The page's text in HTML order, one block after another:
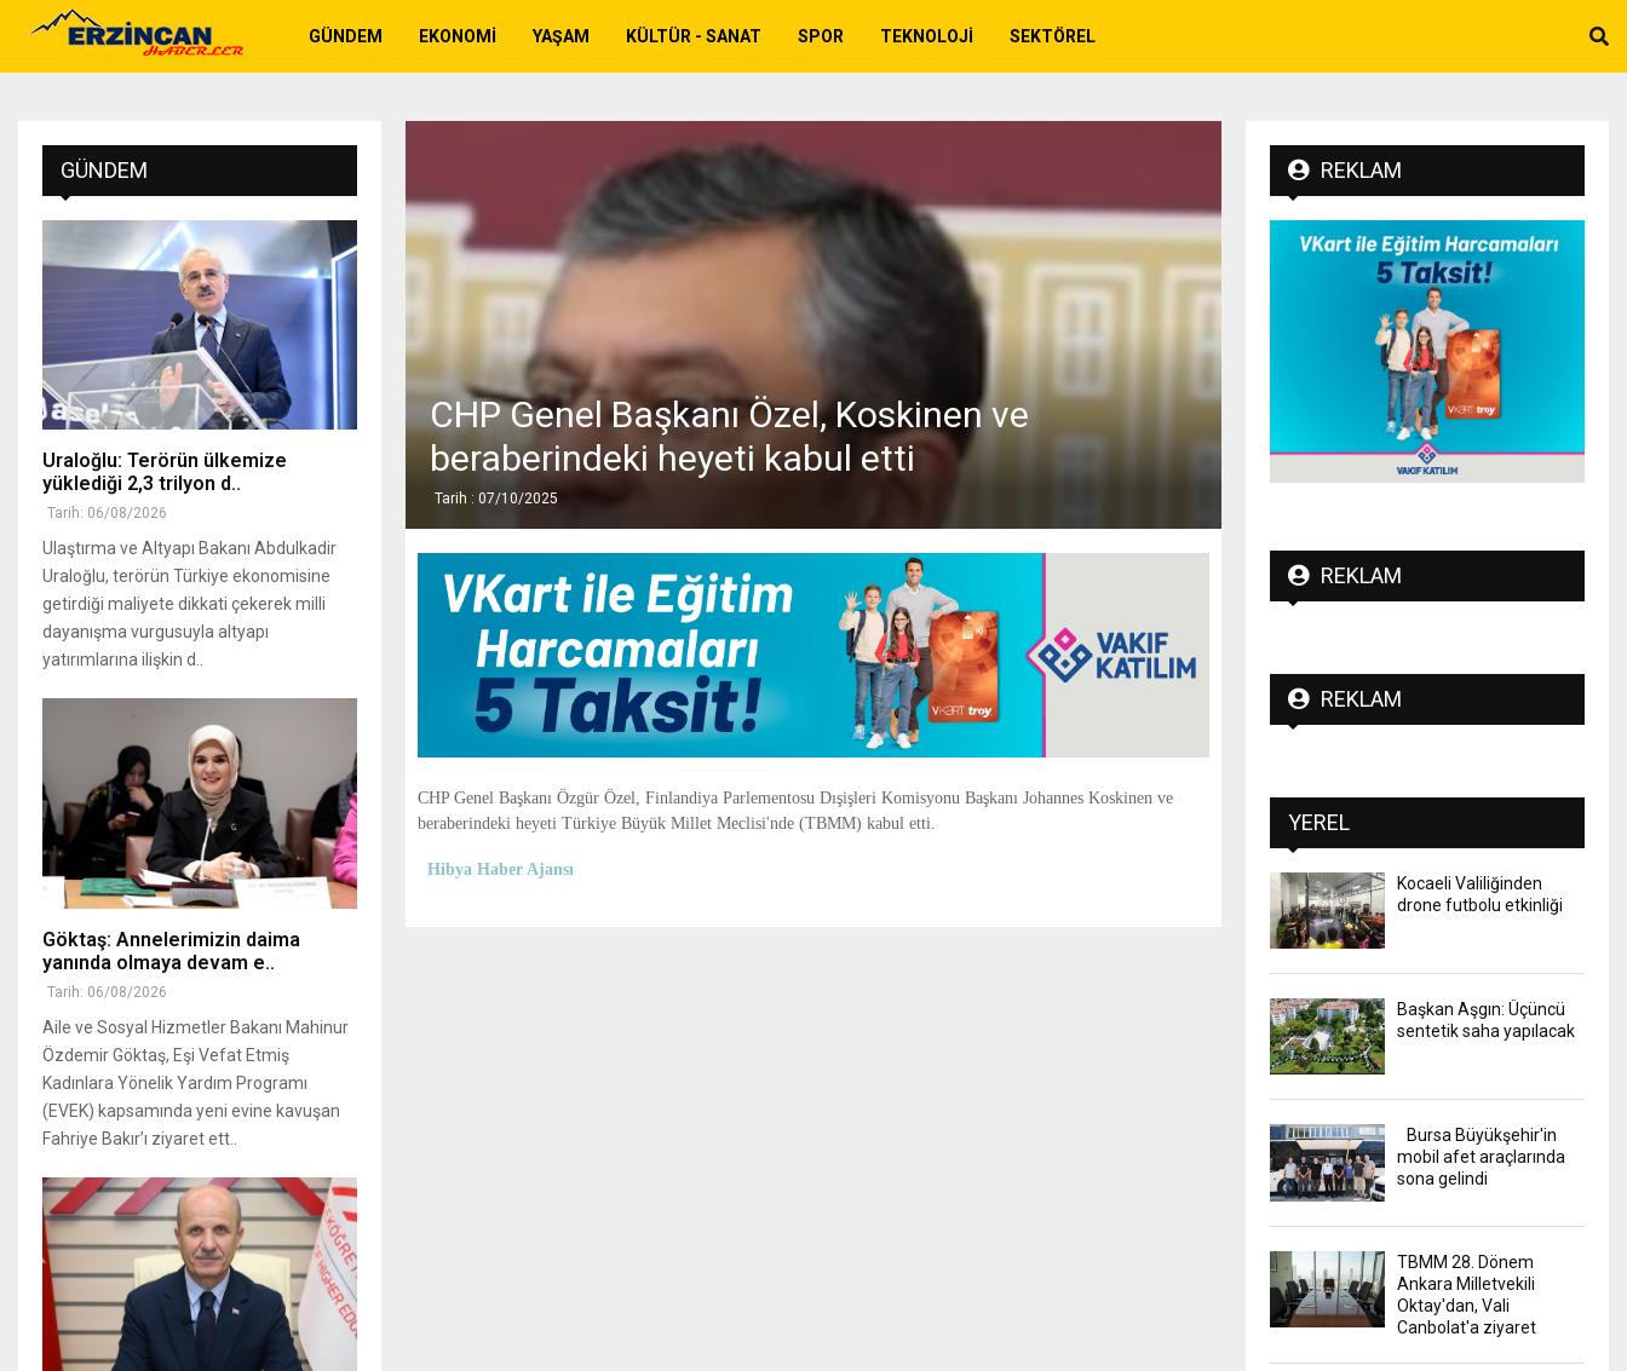
GÜNDEM EKONOMI YAŞAM KÜLTÜR - SANAT SPOR TEKNOLOJI SEKTÖREL
CHP Genel Başkanı Özel, Koskinen ve
beraberindeki heyeti kabul etti
Tarih : 07/10/2025
CHP Genel Başkanı Özgür Özel, Finlandiya Parlementosu Dışişleri Komisyonu Başkanı Johannes Koskinen ve
beraberindeki heyeti Türkiye Büyük Millet Meclisi'nde (TBMM) kabul etti.
Hibya Haber Ajansı
GÜNDEM
Uraloğlu: Terörün ülkemize
yüklediği 2,3 trilyon d..
Tarih: 06/08/2026
Ulaştırma ve Altyapı Bakanı Abdulkadir
Uraloğlu, terörün Türkiye ekonomisine
getirdiği maliyete dikkati çekerek milli
dayanışma vurgusuyla altyapı
yatırımlarına ilişkin d..
Göktaş: Annelerimizin daima
yanında olmaya devam e..
Tarih: 06/08/2026
Aile ve Sosyal Hizmetler Bakanı Mahinur
Özdemir Göktaş, Eşi Vefat Etmiş
Kadınlara Yönelik Yardım Programı
(EVEK) kapsamında yeni evine kavuşan
Fahriye Bakır’ı ziyaret ett..
REKLAM
REKLAM
REKLAM
YEREL
Kocaeli Valiliğinden
drone futbolu etkinliği
Başkan Aşgın: Üçüncü
sentetik saha yapılacak
Bursa Büyükşehir'in
mobil afet araçlarında
sona gelindi
TBMM 28. Dönem
Ankara Milletvekili
Oktay'dan, Vali
Canbolat'a ziyaret